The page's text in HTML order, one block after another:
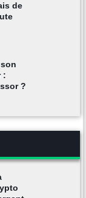
de
:
?